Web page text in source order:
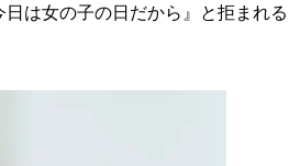
は女の子の日だから』と拒まれる